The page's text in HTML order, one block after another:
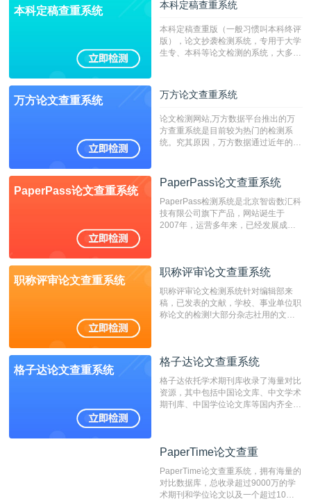
本科定稿查重系统 本科定稿查重系统
本科定稿查重版（一般习惯叫本科终评
版），论文抄袭检测系统，专用于大学
生专、本科等论文检测的系统，大多数
万方论文查重系统 万方论文查重系统
论文检测网站,万方数据平台推出的万
方查重系统是目前较为热门的检测系
统。究其原因，万方数据通过近年的发
检测系统，其真实性和权威性无可厚
非。其次，相对于知网而言，万方检测
费用少，上手容易，是学生初次论文查
重的推荐系统。
PaperPass论文查重系统
PaperPass论文查重系统
PaperPass检测系统是北京智齿数汇科
技有限公司旗下产品，网站诞生于
2007年，运营多年来，已经发展成为
检测速度快、精度高，市场反映良好。
职称评审论文查重系统
职称评审论文查重系统
职称评审论文检测系统针对编辑部来
稿，已发表的文献，学校、事业单位职
称论文的检测!大部分杂志社用的文献
编辑部检测来稿和已发表的文献,检测
测时注意填写第一作者,才能排除已发
表文献复制比。（限制字符数1万）
格子达论文查重系统
格子达论文查重系统
格子达依托学术期刊库收录了海量对比
资源，其中包括中国论文库、中文学术
期刊库、中国学位论文库等国内齐全的
系统，可检测中文、英文两种语言的论
PaperTime论文查重
PaperTime论文查重系统，拥有海量的
对比数据库，总收录超过9000万的学
术期刊和学位论文以及一个超过10亿